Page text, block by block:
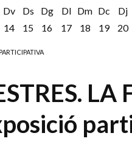
Dv
14
Ds
15
Dg
16
Dl
17
Dm
18
Dc
19
Dj
20
LA